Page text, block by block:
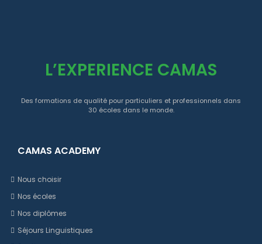
L’EXPERIENCE CAMAS
Des formations de qualité pour particuliers et professionnels dans
30 écoles dans le monde.
CAMAS ACADEMY
Nous choisir
Nos écoles
Nos diplômes
Séjours Linguistiques